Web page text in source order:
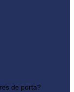
de porta?